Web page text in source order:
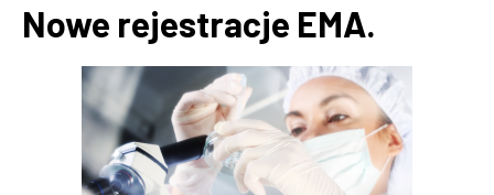
Nowe rejestracje EMA.